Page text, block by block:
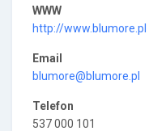
WWW
http://www.blumore.pl
Email
blumore@blumore.pl
Telefon
537 000 101